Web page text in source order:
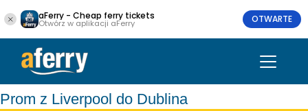
aFerry - Cheap ferry tickets
Otwórz w aplikacji aFerry OTWARTE
Prom z Liverpool do Dublina